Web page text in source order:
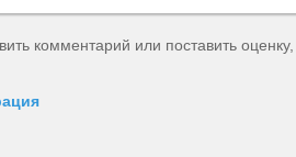
комментарий или поставить